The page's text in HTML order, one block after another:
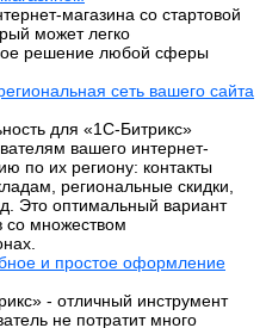
магазина со стартовой
может легко
решение любой сферы
сеть вашего сайта
для «1С-Битрикс»
вашего интернет-
по их региону: контакты
региональные скидки,
Это оптимальный вариант
со множеством
и простое оформление
- отличный инструмент
не потратит много